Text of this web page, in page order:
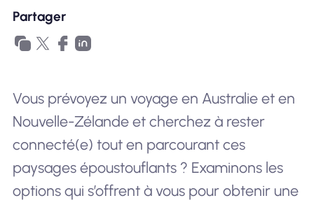
Pour le business
Partager
Vous prévoyez un voyage en Australie et en
Nouvelle-Zélande et cherchez à rester
connecté(e) tout en parcourant ces
paysages époustouflants ? Examinons les
options qui s’offrent à vous pour obtenir une